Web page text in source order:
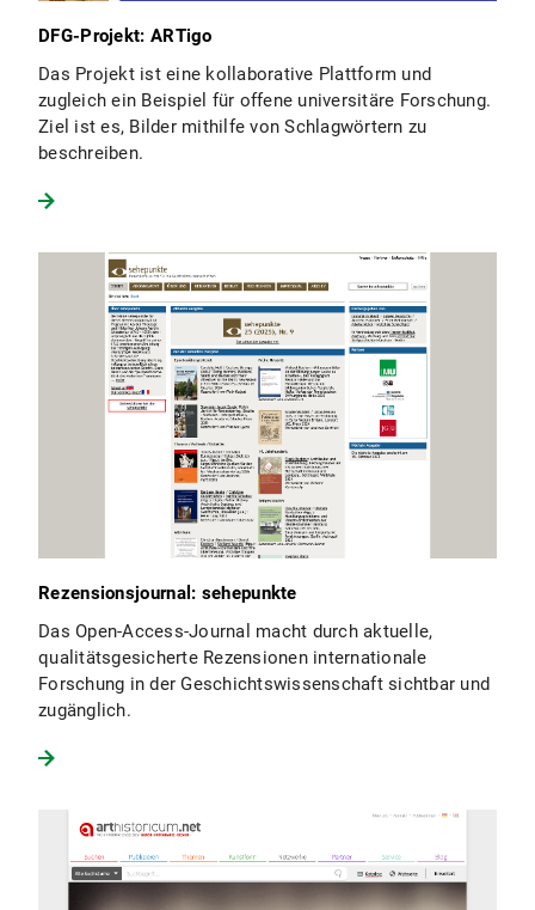
DFG-Projekt: ARTigo
Das Projekt ist eine kollaborative Plattform und
zugleich ein Beispiel für offene universitäre Forschung.
Ziel ist es, Bilder mithilfe von Schlagwörtern zu
beschreiben.
Rezensionsjournal: sehepunkte
Das Open-Access-Journal macht durch aktuelle,
qualitätsgesicherte Rezensionen internationale
Forschung in der Geschichtswissenschaft sichtbar und
zugänglich.